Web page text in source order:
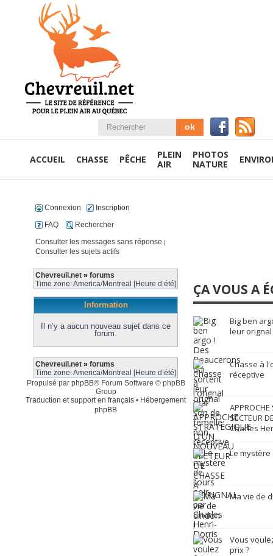
ACCUEIL CHASSE PÊCHE
PLEIN
AIR
PHOTOS
NATURE
Connexion
Inscription
FAQ
Rechercher
Consulter les messages sans réponse |
Consulter les sujets actifs
Chevreuil.net » forums
Time zone: America/Montreal [Heure d’été]
Information
Il n’y a aucun nouveau sujet dans ce
forum.
Chevreuil.net » forums
Time zone: America/Montreal [Heure d’été]
Propulsé par phpBB® Forum Software © phpBB
Group
Traduction et support en français • Hébergement
phpBB
ÇA VOUS A
Big ben
leur orignal
Chasse à
réceptive
SECTEUR
Charles
Le
Ma vie de
Vous
prix ?